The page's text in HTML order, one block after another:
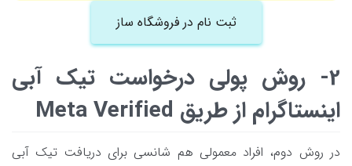
ثبت نام در فروشگاه ساز
2- روش پولی درخواست تیک آبی
اینستاگرام از طریق Meta Verified
در روش دوم، افراد معمولی هم شانسی برای دریافت تیک آبی